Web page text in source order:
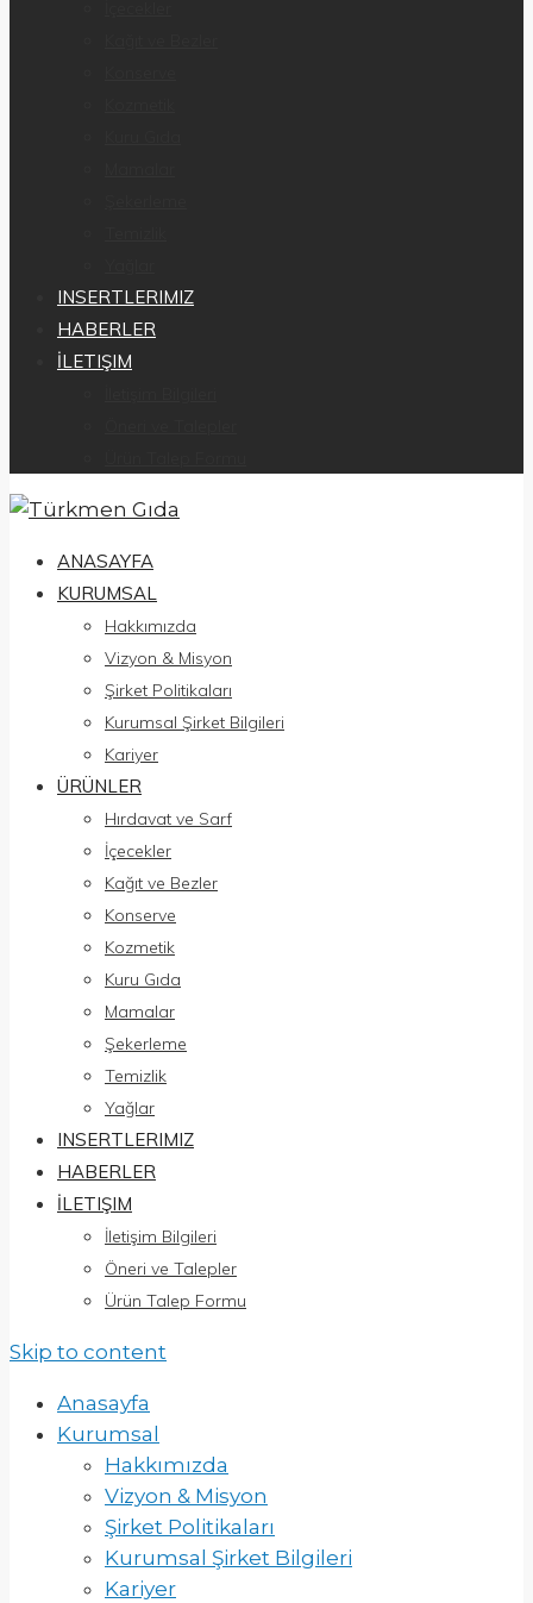
INSERTLERIMIZ
HABERLER
İLETIŞIM
ANASAYFA
KURUMSAL
Hakkımızda
Vizyon & Misyon
Şirket Politikaları
Kurumsal Şirket Bilgileri
Kariyer
ÜRÜNLER
Hırdavat ve Sarf
İçecekler
Kağıt ve Bezler
Konserve
Kozmetik
Kuru Gıda
Mamalar
Şekerleme
Temizlik
Yağlar
INSERTLERIMIZ
HABERLER
İLETIŞIM
İletişim Bilgileri
Öneri ve Talepler
Ürün Talep Formu
Skip to content
Anasayfa
Kurumsal
Hakkımızda
Vizyon & Misyon
Şirket Politikaları
Kurumsal Şirket Bilgileri
Kariyer